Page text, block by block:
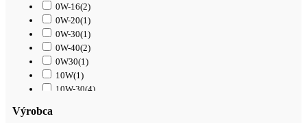
20L (40)
250ML(1)
25Kg(5)
25L
(7)
2L (0)
3,4L (1)
0W-16(2)
0W-20(1)
0W-30(1)
0W-40(2)
0W30(1)
10W(1)
10W-30(4)
Výrobca